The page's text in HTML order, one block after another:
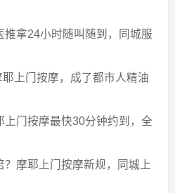
推拿24小时随叫随到，同城服
上门按摩，成了都市人精油
上门按摩最快30分钟约到，全
？摩耶上门按摩新规，同城上